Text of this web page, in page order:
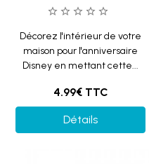
Décorez l'intérieur de votre
maison pour l'anniversaire
Disney en mettant cette...
4.99€ TTC
Détails